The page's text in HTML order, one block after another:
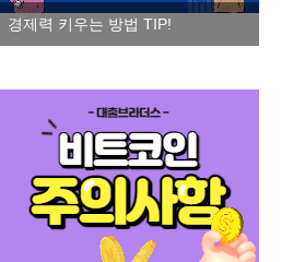
경제력 키우는 방법 TIP!